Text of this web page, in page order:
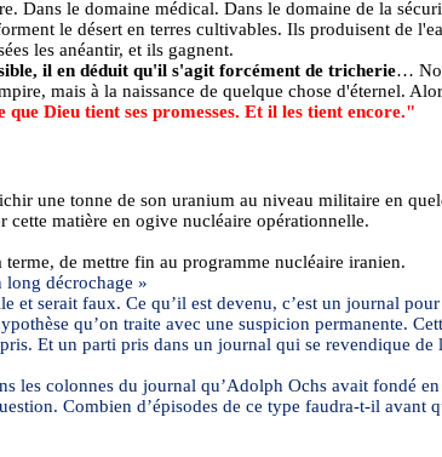
Dans le domaine médical. Dans le domaine de la
le désert en terres cultivables. Ils produisent de
les anéantir, et ils gagnent.
il en déduit qu'il s'agit forcément de tricherie…
mais à la naissance de quelque chose d'éternel.
Dieu tient ses promesses. Et il les tient encore."
une tonne de son uranium au niveau militaire en
cette matière en ogive nucléaire opérationnelle.
de mettre fin au programme nucléaire iranien.
long décrochage »
serait faux. Ce qu’il est devenu, c’est un journal
qu’on traite avec une suspicion permanente.
Et un parti pris dans un journal qui se revendique de
les colonnes du journal qu’Adolph Ochs avait fondé
Combien d’épisodes de ce type faudra-t-il